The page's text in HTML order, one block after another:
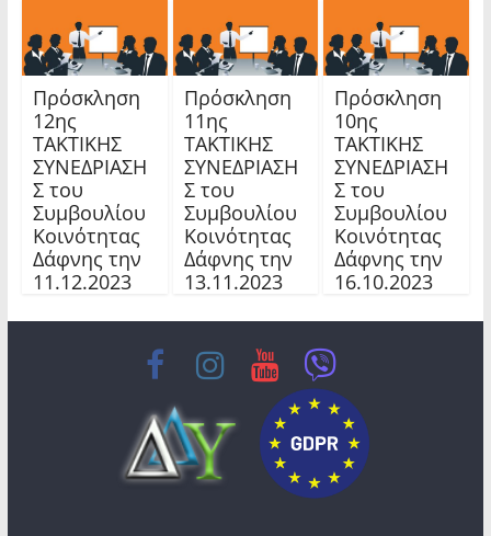
Πρόσκληση
12ης
TAKTIKHΣ
ΣΥΝΕΔΡΙΑΣΗ
Σ του
Συμβουλίου
Κοινότητας
Δάφνης την
11.12.2023
Πρόσκληση
11ης
TAKTIKHΣ
ΣΥΝΕΔΡΙΑΣΗ
Σ του
Συμβουλίου
Κοινότητας
Δάφνης την
13.11.2023
Πρόσκληση
10ης
TAKTIKHΣ
ΣΥΝΕΔΡΙΑΣΗ
Σ του
Συμβουλίου
Κοινότητας
Δάφνης την
16.10.2023